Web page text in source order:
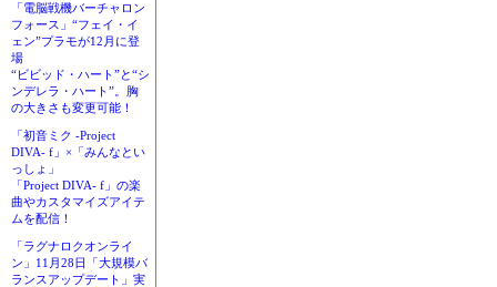
「電脳戦機バーチャロン
フォース」“フェイ・イ
ェン”プラモが12月に登
場
“ビビッド・ハート”と“シ
ンデレラ・ハート”。胸
の大きさも変更可能！
「初音ミク -Project
DIVA- f」×「みんなとい
っしょ」
「Project DIVA- f」の楽
曲やカスタマイズアイテ
ムを配信！
「ラグナロクオンライ
ン」11月28日「大規模バ
ランスアップデート」実